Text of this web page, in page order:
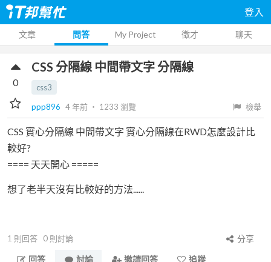
登入
文章 問答 My Project 徵才 聊天
CSS 分隔線 中間帶文字 分隔線
css3
ppp896 4 年前 ‧ 1233 瀏覽 檢舉
0
CSS 實心分隔線 中間帶文字 實心分隔線在RWD怎麼設計比
較好?
==== 天天開心 =====
想了老半天沒有比較好的方法......
1 則回答 0 則討論
分享
回答
討論 邀請回答
追蹤